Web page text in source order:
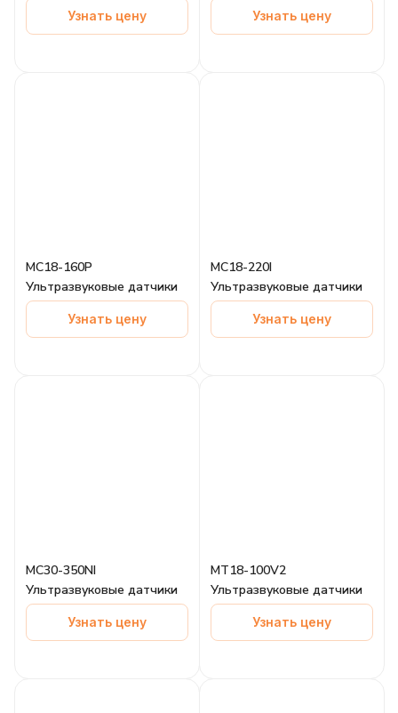
Узнать цену Узнать цену
MC18-160P
Ультразвуковые датчики
Узнать цену
MC18-220I
Ультразвуковые датчики
Узнать цену
MC30-350NI
Ультразвуковые датчики
Узнать цену
MT18-100V2
Ультразвуковые датчики
Узнать цену